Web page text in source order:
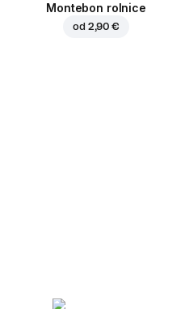
Montebon rolnice
od 2,90 €